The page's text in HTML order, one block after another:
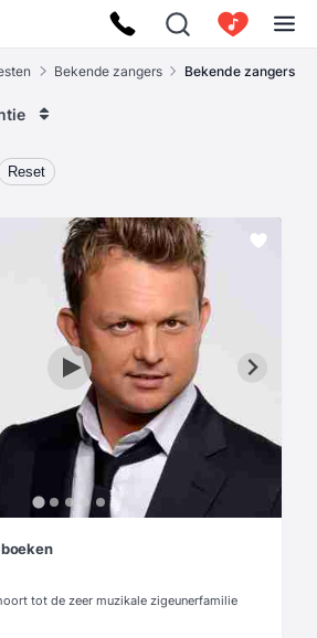
Bekende zangers Bekende zangers
Reset
tot de zeer muzikale zigeunerfamilie